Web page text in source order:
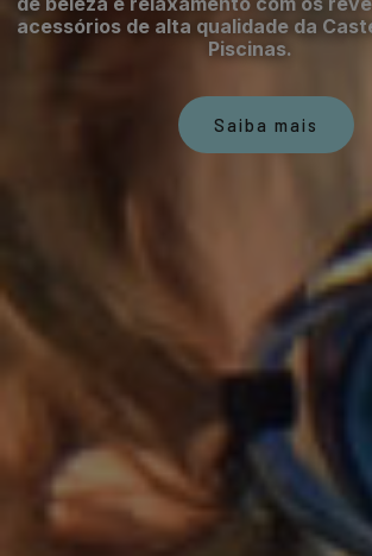
acessórios de alta qualidade da
Piscinas.
Saiba mais